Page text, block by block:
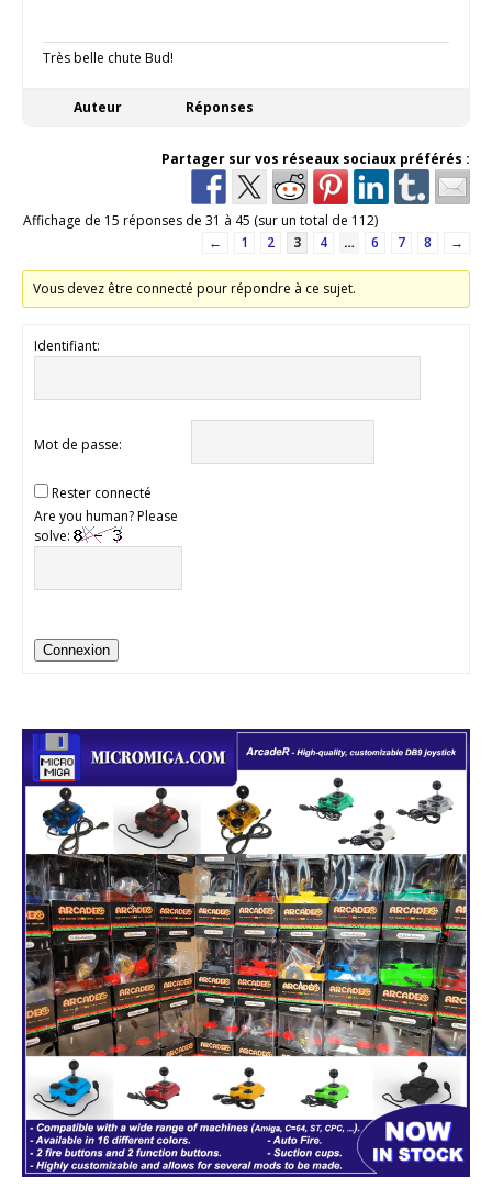
Très belle chute Bud!
Auteur Réponses
Partager sur vos réseaux sociaux préférés :
Affichage de 15 réponses de 31 à 45 (sur un total de 112)
←
1 2 3 4 … 6 7 8 →
Vous devez être connecté pour répondre à ce sujet.
Identifiant:
Mot de passe:
Rester connecté
Are you human? Please
solve:
Connexion